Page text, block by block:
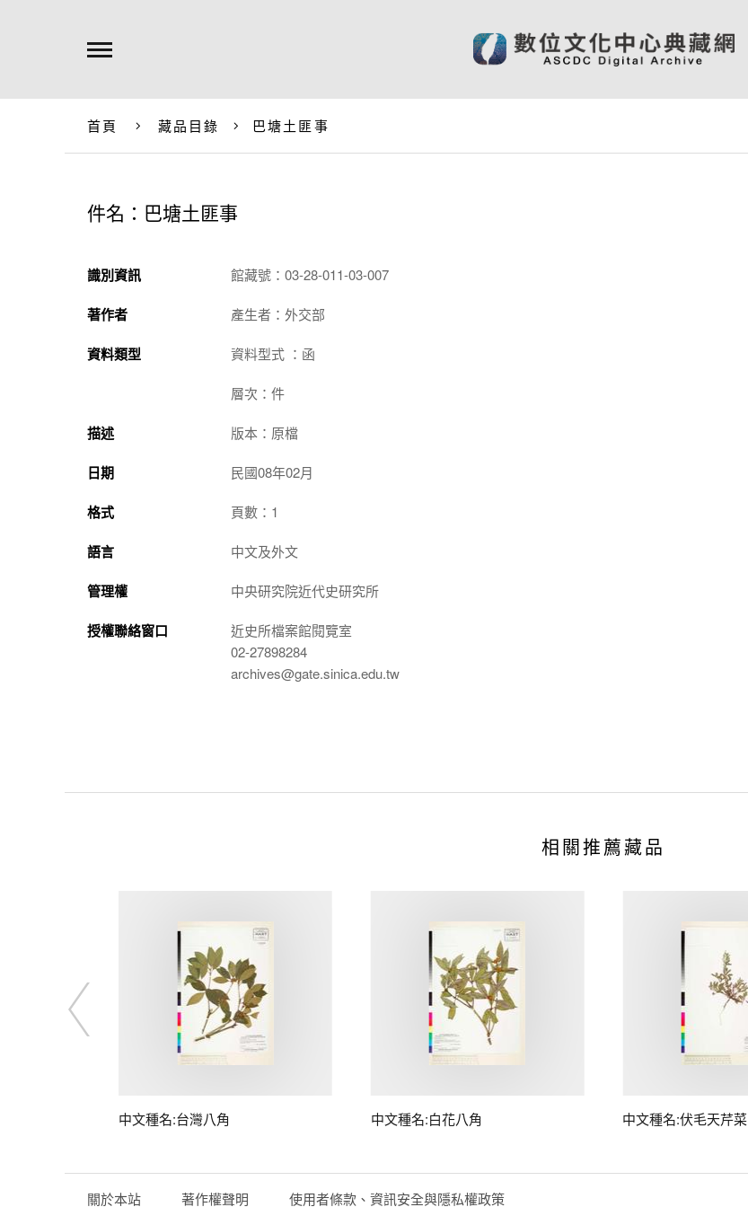
首頁 藏品目錄 巴塘土匪事
件名：巴塘土匪事
識別資訊 館藏號：03-28-011-03-007
著作者 產生者：外交部
資料類型 資料型式 ：函
層次：件
描述 版本：原檔
日期 民國08年02月
格式 頁數：1
語言 中文及外文
管理權 中央研究院近代史研究所
授權聯絡窗口
近史所檔案館閱覽室
02-27898284
archives@gate.sinica.edu.tw
相關推薦藏品
中文種名:台灣八角 中文種名:白花八角 中文種名:伏毛天芹菜
關於本站 著作權聲明 使用者條款、資訊安全與隱私權政策